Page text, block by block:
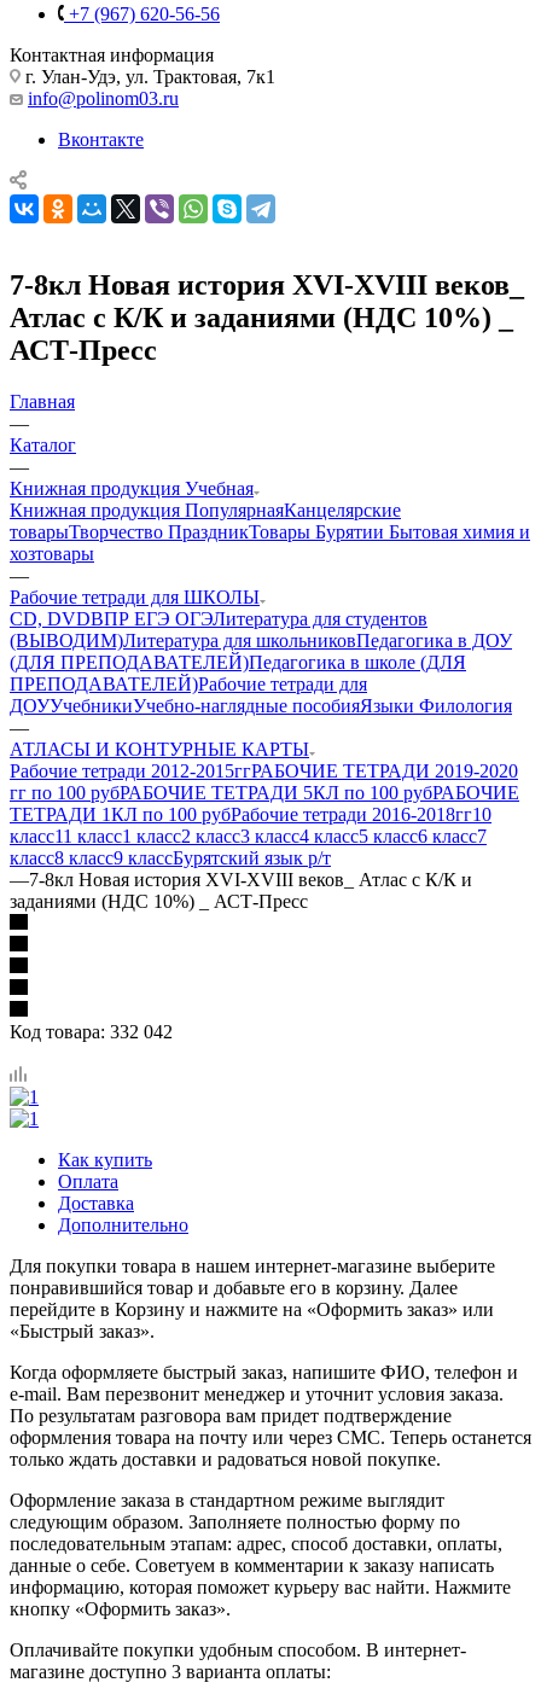
+7 (967) 620-56-56
Контактная информация
г. Улан-Удэ, ул. Трактовая, 7к1
info@polinom03.ru
Вконтакте
7-8кл Новая история XVI-XVIII веков_
Атлас с К/К и заданиями (НДС 10%) _
АСТ-Пресс
Главная
—
Каталог
—
Книжная продукция Учебная
Книжная продукция ПопулярнаяКанцелярские
товарыТворчество ПраздникТовары Бурятии Бытовая химия и
хозтовары
—
Рабочие тетради для ШКОЛЫ
CD, DVDВПР ЕГЭ ОГЭЛитература для студентов
(ВЫВОДИМ)Литература для школьниковПедагогика в ДОУ
(ДЛЯ ПРЕПОДАВАТЕЛЕЙ)Педагогика в школе (ДЛЯ
ПРЕПОДАВАТЕЛЕЙ)Рабочие тетради для
ДОУУчебникиУчебно-наглядные пособияЯзыки Филология
—
АТЛАСЫ И КОНТУРНЫЕ КАРТЫ
Рабочие тетради 2012-2015ггРАБОЧИЕ ТЕТРАДИ 2019-2020
гг по 100 рубРАБОЧИЕ ТЕТРАДИ 5КЛ по 100 рубРАБОЧИЕ
ТЕТРАДИ 1КЛ по 100 рубРабочие тетради 2016-2018гг10
класс11 класс1 класс2 класс3 класс4 класс5 класс6 класс7
класс8 класс9 классБурятский язык р/т
—7-8кл Новая история XVI-XVIII веков_ Атлас с К/К и
заданиями (НДС 10%) _ АСТ-Пресс
Код товара: 332 042
Как купить
Оплата
Доставка
Дополнительно
Для покупки товара в нашем интернет-магазине выберите
понравившийся товар и добавьте его в корзину. Далее
перейдите в Корзину и нажмите на «Оформить заказ» или
«Быстрый заказ».
Когда оформляете быстрый заказ, напишите ФИО, телефон и
e-mail. Вам перезвонит менеджер и уточнит условия заказа.
По результатам разговора вам придет подтверждение
оформления товара на почту или через СМС. Теперь останется
только ждать доставки и радоваться новой покупке.
Оформление заказа в стандартном режиме выглядит
следующим образом. Заполняете полностью форму по
последовательным этапам: адрес, способ доставки, оплаты,
данные о себе. Советуем в комментарии к заказу написать
информацию, которая поможет курьеру вас найти. Нажмите
кнопку «Оформить заказ».
Оплачивайте покупки удобным способом. В интернет-
магазине доступно 3 варианта оплаты: